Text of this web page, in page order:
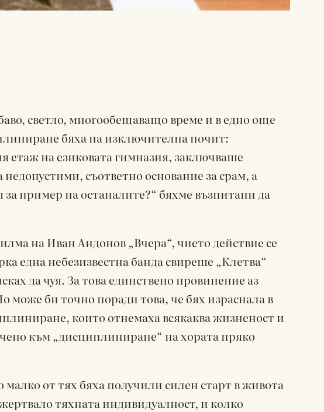
светло, многообещаващо време и в едно още
бяха на изключителна почит:
етаж на езиковата гимназия, заключваше
съответно основание за срам, а
пример на останалите?“ бяхме възпитани да
на Иван Андонов „Вчера“, чието действие се
една небезизвестна банда свиреше „Клетва“
да чуя. За това единствено провинение аз
може би точно поради това, че бях израснала в
които отнемаха всякаква жизненост и
към „дисциплиниране“ на хората пряко
от тях бяха получили силен старт в живота
тяхната индивидуалност, и колко